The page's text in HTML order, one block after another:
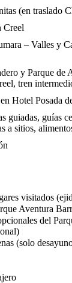
(en traslado
Creel
– Valles y
y Parque de
tren
Hotel Posada
guiadas, guías
a sitios,
visitados
Aventura
del
(solo